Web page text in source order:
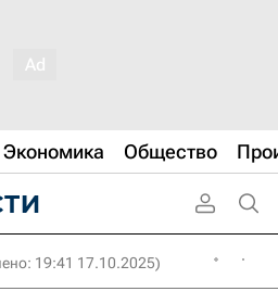
Экономика Общество
19:41 17.10.2025)